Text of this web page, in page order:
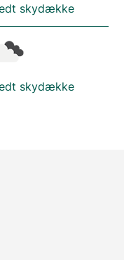
skydække
skydække